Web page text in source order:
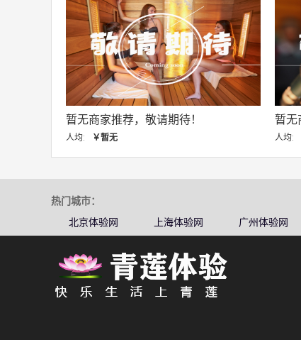
暂无商家推荐，敬请期待！
人均:
热门城市：
北京体验网
上海体验网 广州体验网